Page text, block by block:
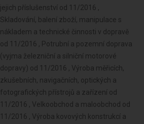
jejich příslušenství od 11/2016 ,
Skladování, balení zboží, manipulace s
nákladem a technické činnosti v dopravě
od 11/2016 , Potrubní a pozemní doprava
(vyjma železniční a silniční motorové
dopravy) od 11/2016 , Výroba měřicích,
zkušebních, navigačních, optických a
fotografických přístrojů a zařízení od
11/2016 , Velkoobchod a maloobchod od
11/2016 , Výroba kovových konstrukcí a